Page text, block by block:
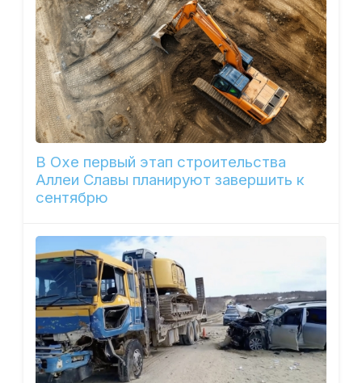
В Охе первый этап строительства
Аллеи Славы планируют завершить к
сентябрю